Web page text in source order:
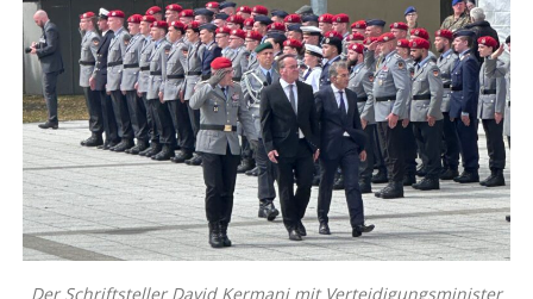
Der Schriftsteller David Kermani mit Verteidigungsminister